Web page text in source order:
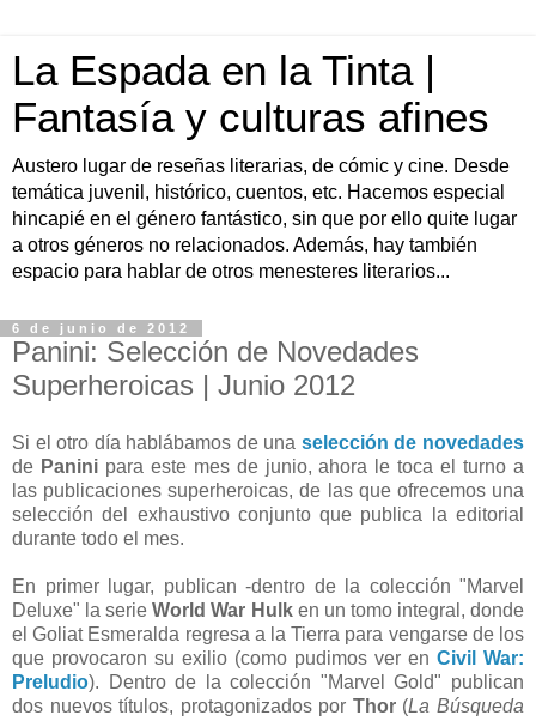
La Espada en la Tinta |
Fantasía y culturas afines
Austero lugar de reseñas literarias, de cómic y cine. Desde
temática juvenil, histórico, cuentos, etc. Hacemos especial
hincapié en el género fantástico, sin que por ello quite lugar
a otros géneros no relacionados. Además, hay también
espacio para hablar de otros menesteres literarios...
6 de junio de 2012
Panini: Selección de Novedades
Superheroicas | Junio 2012
Si el otro día hablábamos de una selección de novedades
de Paninipara este mes de junio, ahora le toca el turno a
las publicaciones superheroicas, de las que ofrecemos una
selección del exhaustivo conjunto que publica la editorial
durante todo el mes.
En primer lugar, publican -dentro de la colección "Marvel
Deluxe" la serieWorld War Hulken un tomo integral, donde
el Goliat Esmeralda regresa a la Tierra para vengarse de los
que provocaron su exilio (como pudimos ver en Civil War:
Preludio). Dentro de la colección "Marvel Gold" publican
dos nuevos títulos, protagonizados por Thor(La Búsqueda